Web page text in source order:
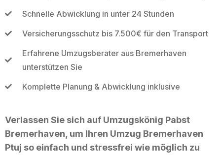
Schnelle Abwicklung in unter 24 Stunden
Versicherungsschutz bis 7.500€ für den Transport
Erfahrene Umzugsberater aus Bremerhaven
unterstützen Sie
Komplette Planung & Abwicklung inklusive
Verlassen Sie sich auf Umzugskönig Pabst
Bremerhaven, um Ihren Umzug Bremerhaven
Ptuj so einfach und stressfrei wie möglich zu